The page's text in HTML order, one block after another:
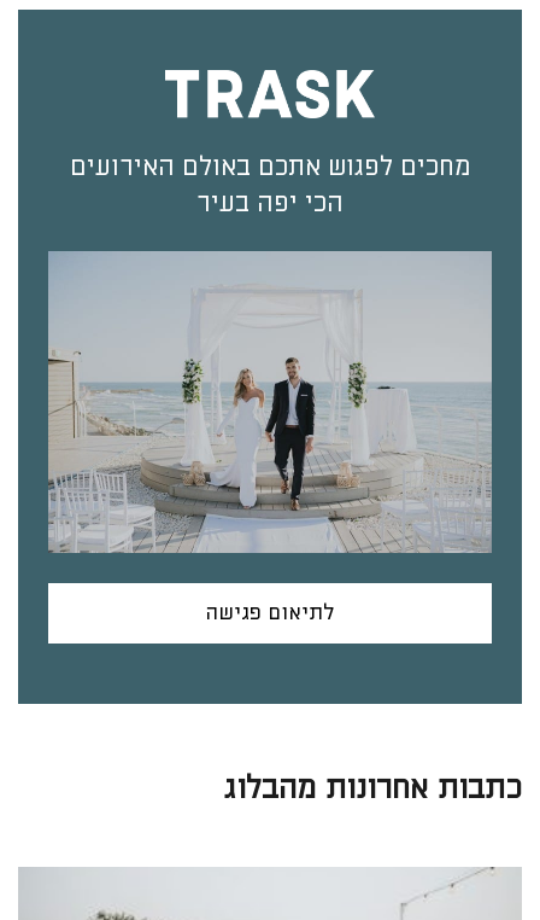
מחכים לפגוש אתכם באולם האירועים
הכי יפה בעיר
לתיאום פגישה
כתבות אחרונות מהבלוג